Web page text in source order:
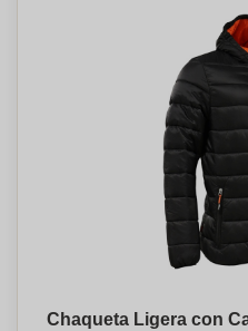
Chaqueta Ligera con